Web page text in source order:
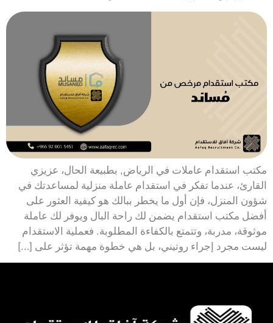
مكتب استقدام عاملات في الرياض, بطبيعة الحال، عزيزي
القارئ، عندما تفكر في استقدام عاملة منزلية لمساعدتك في
شؤون المنزل، فإن أول ما يخطر ببالك هو كيفية العثور على
أفضل مكتب استقدام يضمن لك راحة البال ويوفر لك عاملة
موثوقة، مدربة، وتتمتع بالكفاءة المطلوبة. فعملية الاستقدام
ليست مجرد إجراء روتيني، بل هي خطوة مهمة تؤثر على […]